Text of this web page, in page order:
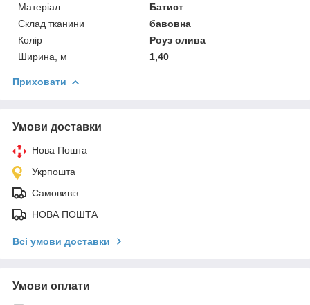
Матеріал
Батист
Склад тканини
бавовна
Колір
Роуз олива
Ширина, м
1,40
Приховати
Умови доставки
Нова Пошта
Укрпошта
Самовивіз
НОВА ПОШТА
Всі умови доставки
Умови оплати